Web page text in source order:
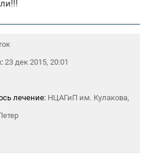
23 дек 2015, 20:01
лечение: НЦАГиП им. Кулакова,